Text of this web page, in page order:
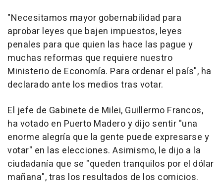
"Necesitamos mayor gobernabilidad para
aprobar leyes que bajen impuestos, leyes
penales para que quien las hace las pague y
muchas reformas que requiere nuestro
Ministerio de Economía. Para ordenar el país", ha
declarado ante los medios tras votar.
El jefe de Gabinete de Milei, Guillermo Francos,
ha votado en Puerto Madero y dijo sentir "una
enorme alegría que la gente puede expresarse y
votar" en las elecciones. Asimismo, le dijo a la
ciudadanía que se "queden tranquilos por el dólar
mañana", tras los resultados de los comicios.